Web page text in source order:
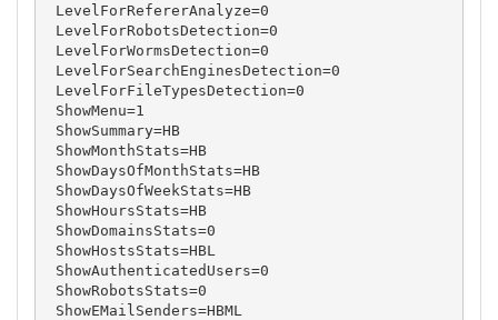
LevelForRefererAnalyze=0
LevelForRobotsDetection=0
LevelForWormsDetection=0
LevelForSearchEnginesDetection=0
LevelForFileTypesDetection=0
ShowMenu=1
ShowSummary=HB
ShowMonthStats=HB
ShowDaysOfMonthStats=HB
ShowDaysOfWeekStats=HB
ShowHoursStats=HB
ShowDomainsStats=0
ShowHostsStats=HBL
ShowAuthenticatedUsers=0
ShowRobotsStats=0
ShowEMailSenders=HBML